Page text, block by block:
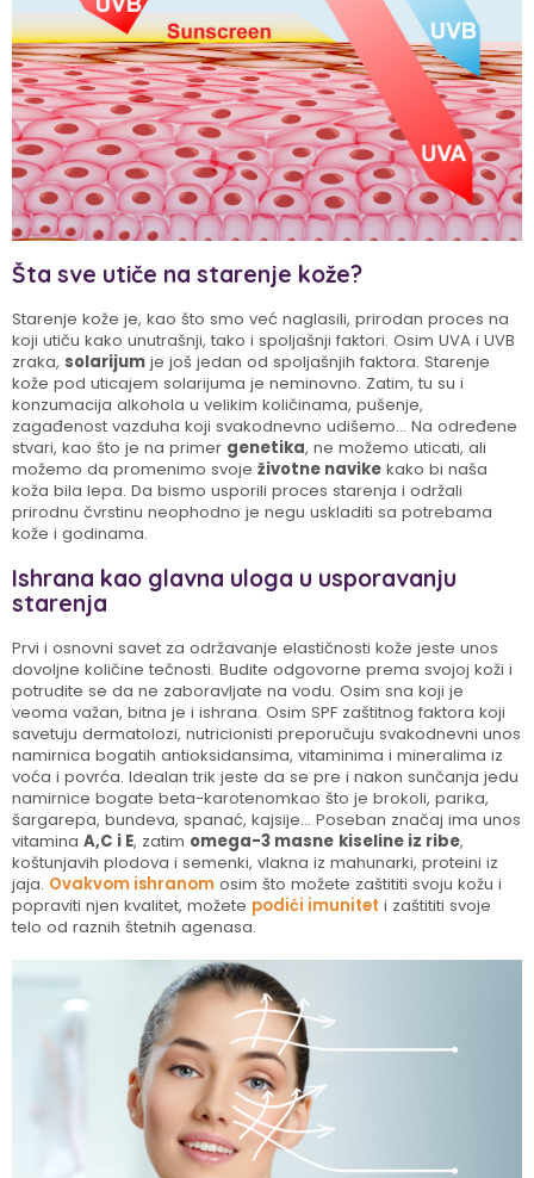
Šta sve utiče na starenje kože?
Starenje kože je, kao što smo već naglasili, prirodan proces na
koji utiču kako unutrašnji, tako i spoljašnji faktori. Osim UVA i UVB
zraka, solarijum je još jedan od spoljašnjih faktora. Starenje
kože pod uticajem solarijuma je neminovno. Zatim, tu su i
konzumacija alkohola u velikim količinama, pušenje,
zagađenost vazduha koji svakodnevno udišemo... Na određene
stvari, kao što je na primer genetika, ne možemo uticati, ali
možemo da promenimo svoje životne navike kako bi naša
koža bila lepa. Da bismo usporili proces starenja i održali
prirodnu čvrstinu neophodno je negu uskladiti sa potrebama
kože i godinama.
Ishrana kao glavna uloga u usporavanju
starenja
Prvi i osnovni savet za održavanje elastičnosti kože jeste unos
dovoljne količine tečnosti. Budite odgovorne prema svojoj koži i
potrudite se da ne zaboravljate na vodu. Osim sna koji je
veoma važan, bitna je i ishrana. Osim SPF zaštitnog faktora koji
savetuju dermatolozi, nutricionisti preporučuju svakodnevni unos
namirnica bogatih antioksidansima, vitaminima i mineralima iz
voća i povrća. Idealan trik jeste da se pre i nakon sunčanja jedu
namirnice bogate beta-karotenomkao što je brokoli, parika,
šargarepa, bundeva, spanać, kajsije... Poseban značaj ima unos
vitamina A,C i E, zatim omega-3 masne kiseline iz ribe,
koštunjavih plodova i semenki, vlakna iz mahunarki, proteini iz
jaja. Ovakvom ishranom osim što možete zaštititi svoju kožu i
popraviti njen kvalitet, možete podići imunitet i zaštititi svoje
telo od raznih štetnih agenasa.